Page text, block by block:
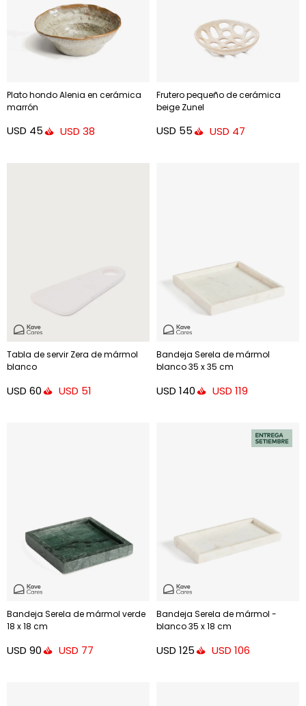
Plato hondo Alenia en cerámica
marrón
USD 45 USD 38
Frutero pequeño de cerámica
beige Zunel
USD 55 USD 47
Tabla de servir Zera de mármol
blanco
USD 60 USD 51
Bandeja Serela de mármol
blanco 35 x 35 cm
USD 140 USD 119
Bandeja Serela de mármol verde
18 x 18 cm
USD 90 USD 77
Bandeja Serela de mármol -
blanco 35 x 18 cm
USD 125 USD 106